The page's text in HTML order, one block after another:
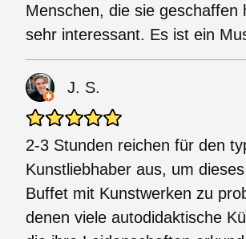
Menschen, die sie geschaffen
sehr interessant. Es ist ein
J. S.
2-3 Stunden reichen für den
Kunstliebhaber aus, um
Buffet mit Kunstwerken zu
denen viele autodidaktische